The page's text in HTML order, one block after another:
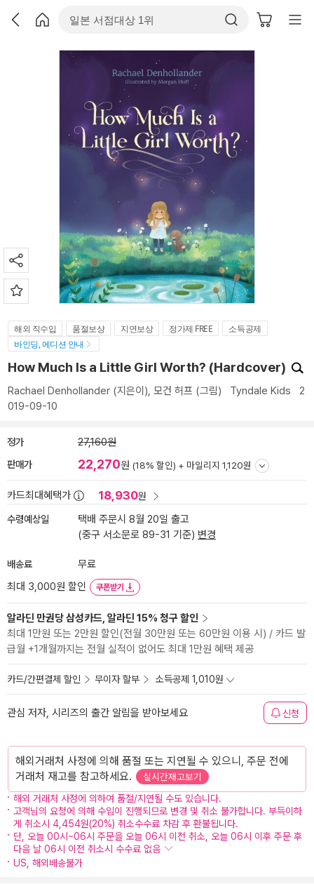
해외 직수입 품절보상 지연보상 정가제 FREE
소득공제
바인딩, 에디션 안내
How Much Is a Little Girl Worth? (Hardcover)
Rachael Denhollander (지은이), 모건 허프 (그림) Tyndale Kids 2
019-09-10
정가 27,160원
판매가 22,270원 (18% 할인) + 마일리지 1,120원
카드최대혜택가 18,930원
수령예상일
택배 주문시 8월 20일 출고
(중구 서소문로 89-31 기준) 변경
배송료
무료
최대 3,000원 할인
쿠폰받기
알라딘 만권당 삼성카드, 알라딘 15% 청구 할인
최대 1만원 또는 2만원 할인(전월 30만원 또는 60만원 이용 시) / 카드 발
급월 +1개월까지는 전월 실적이 없어도 최대 1만원 혜택 제공
카드/간편결제 할인 무이자 할부 소득공제 1,010원
관심 저자, 시리즈의 출간 알림을 받아보세요 신청
해외거래처 사정에 의해 품절 또는 지연될 수 있으니, 주문 전에
거래처 재고를 참고하세요.
실시간재고보기
해외 거래처 사정에 의하여 품절/지연될 수도 있습니다.
고객님의 요청에 의해 수입이 진행되므로 변경 및 취소 불가합니다. 부득이하
게 취소시 4,454원(20%) 취소수수료 차감 후 환불됩니다.
단, 오늘 00시~06시 주문을 오늘 06시 이전 취소, 오늘 06시 이후 주문 후
다음 날 06시 이전 취소시 수수료 없음
US, 해외배송불가